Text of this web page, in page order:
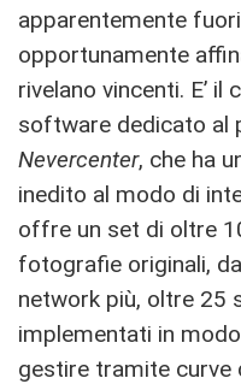
apparentemente
opportunamente
rivelano vincenti. E’ il
software dedicato al
Nevercenter, che ha
inedito al modo di
offre un set di oltre
fotografie originali,
network più, oltre 25
implementati in
gestire tramite curve